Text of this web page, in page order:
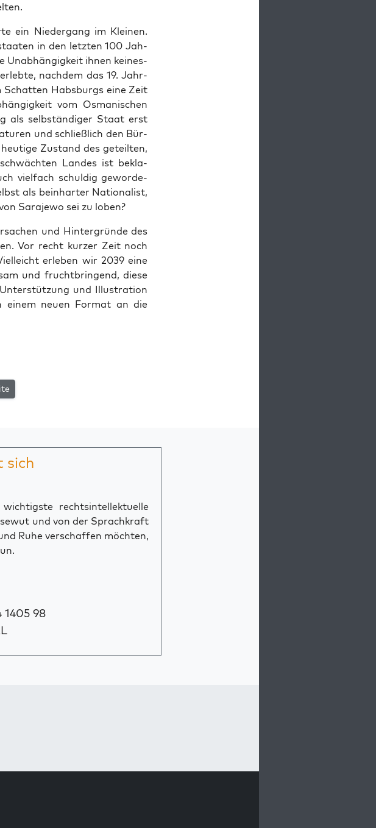
ein Nie­der­gang im Klei­nen.
in den letz­ten 100 Jah­
Unab­hän­gig­keit ihnen kei­nes­
nach­dem das 19. Jahr­
Habs­burgs eine Zeit
vom Osma­ni­schen
als selb­stän­di­ger Staat erst
und schließ­lich den Bür­
Zustand des geteil­ten,
Lan­des ist bekla­
viel­fach schul­dig gewor­de­
als bein­har­ter Natio­na­list,
Sara­je­wo sei zu loben?
und Hin­ter­grün­de des
Vor recht kur­zer Zeit noch
erle­ben wir 2039 eine
und frucht­brin­gend, die­se
und Illus­tra­ti­on
einem neu­en For­mat an die
sich
rechtsintellektuelle
und von der Sprachkraft
Ruhe verschaffen möchten,
1405 98